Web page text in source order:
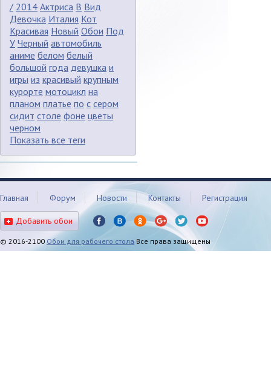
/ 2014 Актриса В Вид
Девочка Италия Кот
Красивая Новый Обои Под
У Черный автомобиль
аниме белом белый
большой года девушка и
игры из красивый крупным
курорте мотоцикл на
планом платье по с сером
сидит столе фоне цветы
черном
Показать все теги
Главная Форум Новости Контакты Регистрация
Добавить обои
© 2016-2100Обои для рабочего стола Все права защищены